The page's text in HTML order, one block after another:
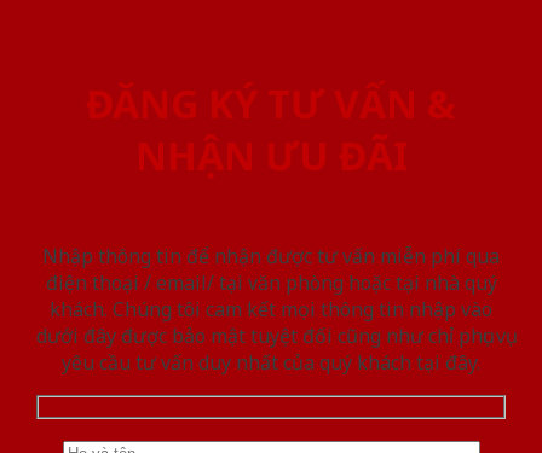
ĐĂNG KÝ TƯ VẤN &
NHẬN ƯU ĐÃI
Nhập thông tin để nhận được tư vấn miễn phí qua
điện thoại / email/ tại văn phòng hoặc tại nhà quý
khách. Chúng tôi cam kết mọi thông tin nhập vào
dưới đây được bảo mật tuyệt đối cũng như chỉ phục vụ
yêu cầu tư vấn duy nhất của quý khách tại đây.